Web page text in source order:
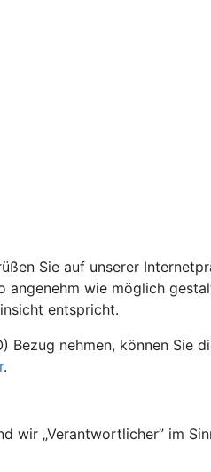
Sie auf unserer
wie möglich
entspricht.
Bezug nehmen, können Sie
.
wir „Verantwortlicher” im